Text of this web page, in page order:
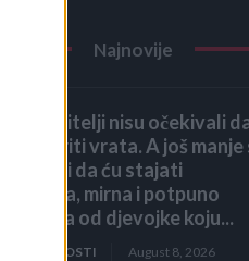
Najnovije
Moji roditelji nisu očekivali
ću otvoriti vrata. A još manje
očekivali da ću stajati
uspravna, mirna i potpuno
drugačija od djevojke koju...
ZANIMLJIVOSTI August 8, 2026